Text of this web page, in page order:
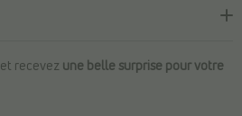
et recevez une belle surprise pour votre